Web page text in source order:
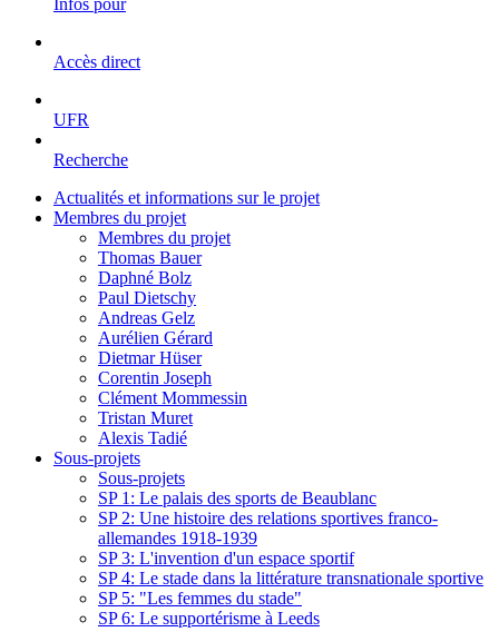
Infos pour
Accès direct
UFR
Recherche
Actualités et informations sur le projet
Membres du projet
Membres du projet
Thomas Bauer
Daphné Bolz
Paul Dietschy
Andreas Gelz
Aurélien Gérard
Dietmar Hüser
Corentin Joseph
Clément Mommessin
Tristan Muret
Alexis Tadié
Sous-projets
Sous-projets
SP 1: Le palais des sports de Beaublanc
SP 2: Une histoire des relations sportives franco-
allemandes 1918-1939
SP 3: L'invention d'un espace sportif
SP 4: Le stade dans la littérature transnationale sportive
SP 5: "Les femmes du stade"
SP 6: Le supportérisme à Leeds